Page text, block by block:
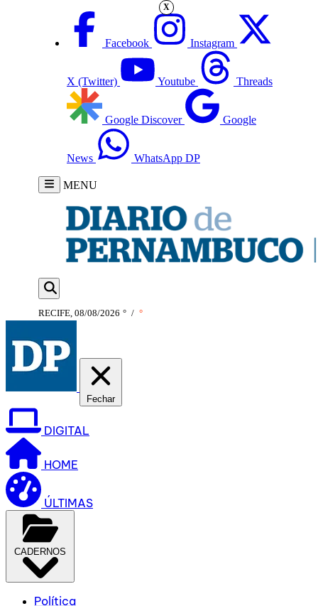
Facebook Instagram
X (Twitter) Youtube Threads
Google Discover Google
News WhatsApp DP
MENU
RECIFE, 08/08/2026 ° / °
Fechar
DIGITAL
HOME
ÚLTIMAS
CADERNOS
Política
X